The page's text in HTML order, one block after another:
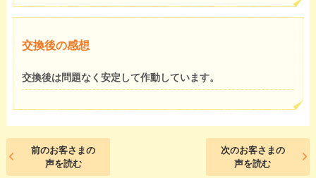
交換後の感想
交換後は問題なく安定して作動しています。
前のお客さまの
声を読む
次のお客さまの
声を読む